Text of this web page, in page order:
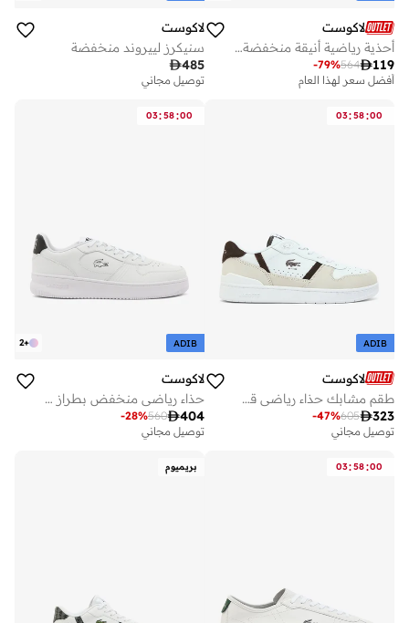
لاكوست
أحذية رياضية أنيقة منخفضة الرقبة للملابس الكاجوال
119
564
-79%
أفضل سعر لهذا العام
لاكوست
سنيكرز لييروند منخفضة
485
توصيل مجاني
03:58:00
ADIB
لاكوست
طقم مشابك حذاء رياضي قصير
323
605
-47%
توصيل مجاني
03:58:00
+
2 ADIB
لاكوست
حذاء رياضي منخفض بطراز المحكمة - طقم
404
560
-28%
توصيل مجاني
03:58:00 بريميوم